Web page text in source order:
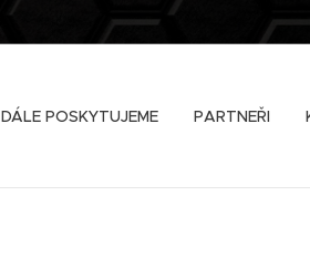
DÁLE POSKYTUJEME PARTNEŘI